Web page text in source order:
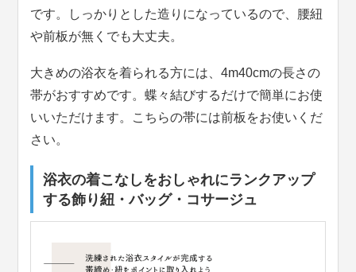
です。しっかりとした造りになっているので、腰紐
や前板が無くでも大丈夫。
大きめの浴衣を着られる方には、4m40cmの長さの
帯がおすすめです。蝶々結びするだけで簡単にお使
いいただけます。こちらの帯には前板をお使いくだ
さい。
浴衣の着こなしをおしゃれにランクアップ
する飾り紐・バッグ・コサージュ